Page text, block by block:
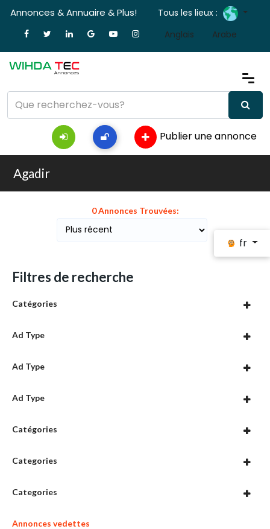
fr
Annonces & Annuaire & Plus!
Tous les lieux :
Anglais
Arabe
Publier une annonce
Agadir
0 Annonces Trouvées:
Filtres de recherche
Catégories
Ad Type
Ad Type
Ad Type
Catégories
Categories
Categories
Annonces vedettes